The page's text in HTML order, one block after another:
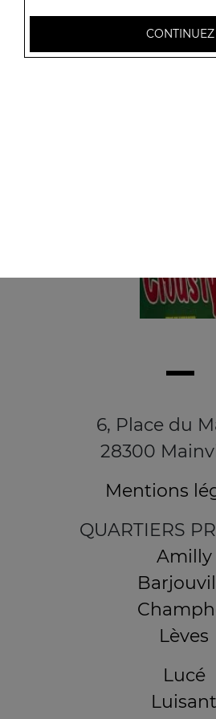
6.00€
6, Place du
28300
Mentions
QUARTIERS
Amilly
Lèves
Lucé
Luisant
CONTINUEZ